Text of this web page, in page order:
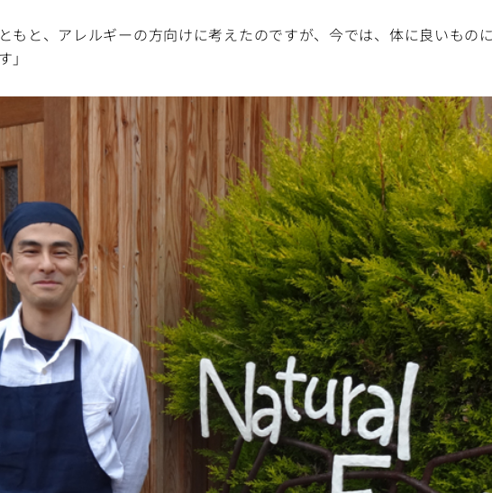
もと、アレルギーの方向けに考えたのですが、今では、体に良いもの
」